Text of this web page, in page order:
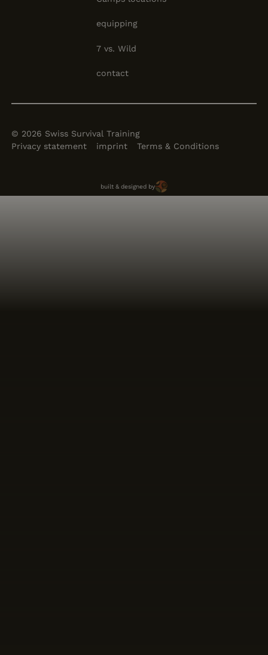
equipping
7 vs. Wild
contact
© 2026 Swiss Survival Training
Privacy statement
imprint Terms & Conditions
built & designed by